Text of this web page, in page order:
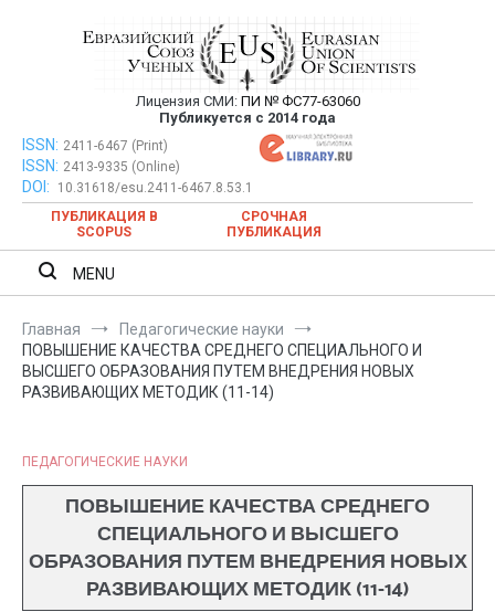
Евразийский Союз Ученых —
публикация научных статей в
ежемесячном научном журнале
Лицензия СМИ: ПИ № ФС77-63060
Публикуется с 2014 года
Евразийский Союз Ученых — публикация научных статей в
ежемесячном научном журнале
ISSN: 2411-6467 (Print)
ISSN: 2413-9335 (Online)
DOI:
10.31618/esu.2411-6467.8.53.1
ПУБЛИКАЦИЯ В
SCOPUS
СРОЧНАЯ
ПУБЛИКАЦИЯ
MENU
Главная
Педагогические науки
ПОВЫШЕНИЕ КАЧЕСТВА СРЕДНЕГО СПЕЦИАЛЬНОГО И
ВЫСШЕГО ОБРАЗОВАНИЯ ПУТЕМ ВНЕДРЕНИЯ НОВЫХ
РАЗВИВАЮЩИХ МЕТОДИК (11-14)
ПЕДАГОГИЧЕСКИЕ НАУКИ
ПОВЫШЕНИЕ КАЧЕСТВА СРЕДНЕГО
СПЕЦИАЛЬНОГО И ВЫСШЕГО
ОБРАЗОВАНИЯ ПУТЕМ ВНЕДРЕНИЯ НОВЫХ
РАЗВИВАЮЩИХ МЕТОДИК (11-14)